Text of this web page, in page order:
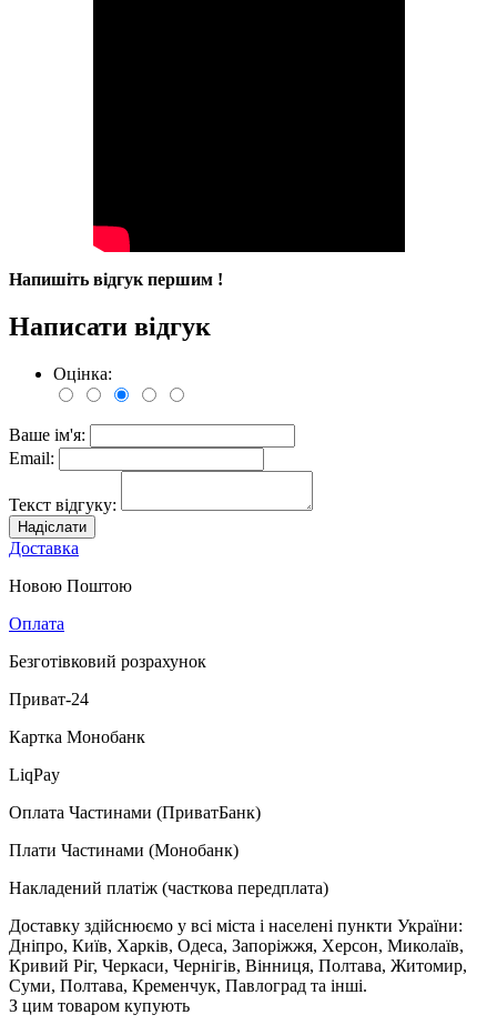
Напишіть відгук першим !
Написати відгук
Оцінка:
Ваше ім'я:
Email:
Текст відгуку:
Надіслати
Доставка
Новою Поштою
Оплата
Безготівковий розрахунок
Приват-24
Картка Монобанк
LiqPay
Оплата Частинами (ПриватБанк)
Плати Частинами (Монобанк)
Накладений платіж (часткова передплата)
Доставку здійснюємо у всі міста і населені пункти України:
Дніпро, Київ, Харків, Одеса, Запоріжжя, Херсон, Миколаїв,
Кривий Ріг, Черкаси, Чернігів, Вінниця, Полтава, Житомир,
Суми, Полтава, Кременчук, Павлоград та інші.
З цим товаром купують